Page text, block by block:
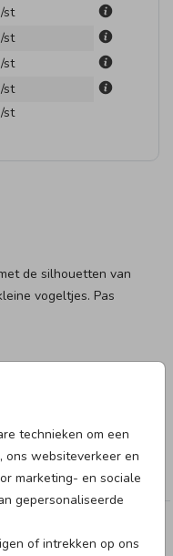
technieken om een
ons websiteverkeer en
marketing- en sociale
gepersonaliseerde
of intrekken op ons
st
st
st
st
st
de silhouetten van
vogeltjes. Pas
ook leuk